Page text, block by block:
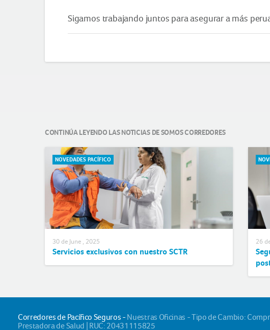
Sigamos trabajando juntos para asegurar a más
CONTINÚA LEYENDO LAS NOTICIAS DE SOMOS CORREDORES
NOVEDADES PACÍFICO
30 de June , 2025
Servicios exclusivos con nuestro SCTR
26
Corredores de Pacífico Seguros - Nuestras Oficinas - Tipo de Cambio:
Prestadora de Salud | RUC: 20431115825